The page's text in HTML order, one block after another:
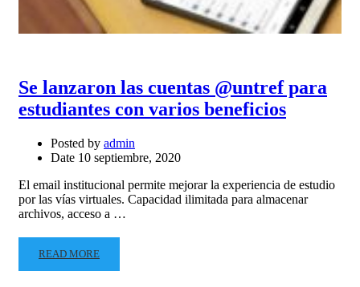
Se lanzaron las cuentas @untref para
estudiantes con varios beneficios
Posted by admin
Date 10 septiembre, 2020
El email institucional permite mejorar la experiencia de estudio
por las vías virtuales. Capacidad ilimitada para almacenar
archivos, acceso a …
READ MORE